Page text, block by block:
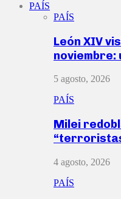
PAÍS
PAÍS
León XIV
noviembre:
5 agosto, 2026
PAÍS
Milei
4 agosto, 2026
PAÍS